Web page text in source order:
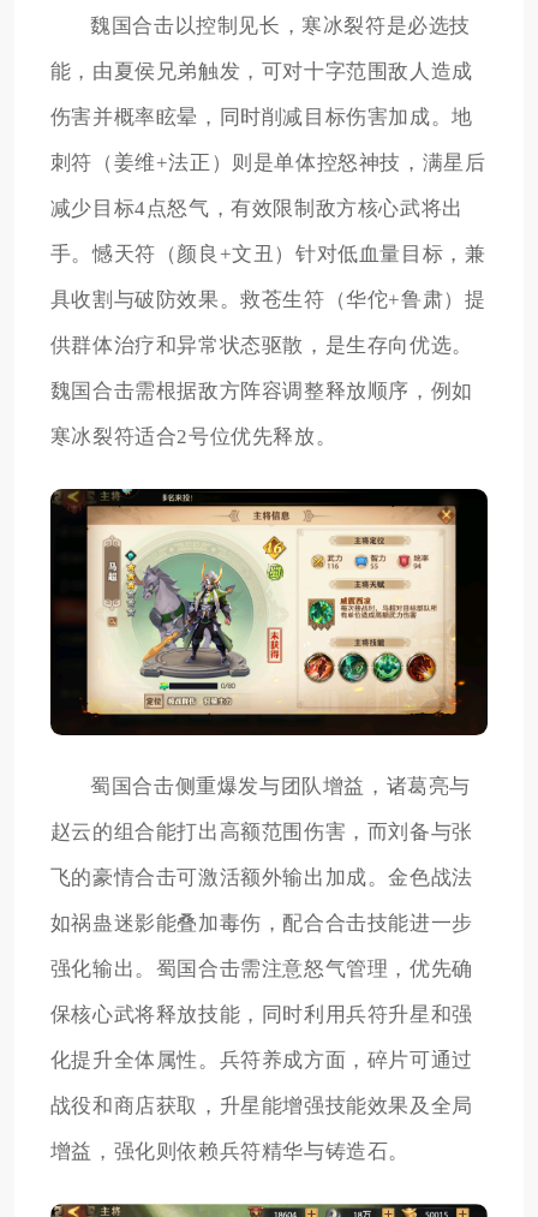
魏国合击以控制见长，寒冰裂符是必选技
能，由夏侯兄弟触发，可对十字范围敌人造成
伤害并概率眩晕，同时削减目标伤害加成。地
刺符（姜维+法正）则是单体控怒神技，满星后
减少目标4点怒气，有效限制敌方核心武将出
手。憾天符（颜良+文丑）针对低血量目标，兼
具收割与破防效果。救苍生符（华佗+鲁肃）提
供群体治疗和异常状态驱散，是生存向优选。
魏国合击需根据敌方阵容调整释放顺序，例如
寒冰裂符适合2号位优先释放。
蜀国合击侧重爆发与团队增益，诸葛亮与
赵云的组合能打出高额范围伤害，而刘备与张
飞的豪情合击可激活额外输出加成。金色战法
如祸蛊迷影能叠加毒伤，配合合击技能进一步
强化输出。蜀国合击需注意怒气管理，优先确
保核心武将释放技能，同时利用兵符升星和强
化提升全体属性。兵符养成方面，碎片可通过
战役和商店获取，升星能增强技能效果及全局
增益，强化则依赖兵符精华与铸造石。